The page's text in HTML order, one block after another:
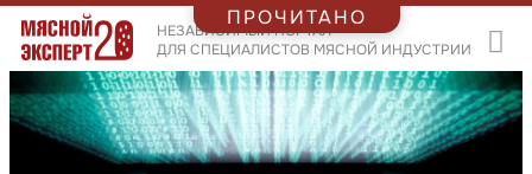
НЕЗАВИСИМЫЙ ПОРТАЛ
ДЛЯ СПЕЦИАЛИСТОВ МЯСНОЙ ИНДУСТРИИ
ПРОЧИТАНО